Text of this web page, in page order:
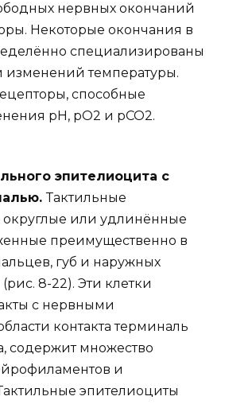
нервных окончаний
Некоторые окончания в
специализированы
изменений температуры.
способные
рН, рО2 и рСО2.
эпителиоцита с
Тактильные
или удлинённые
преимущественно в
губ и наружных
8-22). Эти клетки
с нервными
контакта терминаль
содержит множество
и
эпителиоциты